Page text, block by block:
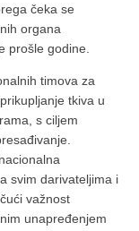
čeka se
organa
prošle godine.
timova za
tkiva u
s ciljem
svim darivateljima i
važnost
unapređenjem